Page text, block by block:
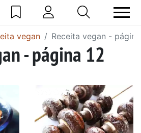
vegan Receita vegan -
- página 12